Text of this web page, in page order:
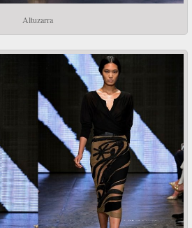
Altuzarra